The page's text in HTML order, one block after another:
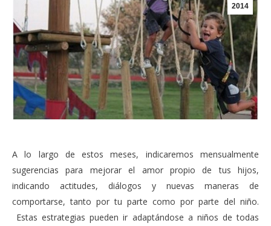
2014
A lo largo de estos meses, indicaremos mensualmente
sugerencias para mejorar el amor propio de tus hijos,
indicando actitudes, diálogos y nuevas maneras de
comportarse, tanto por tu parte como por parte del niño.
Estas estrategias pueden ir adaptándose a niños de todas